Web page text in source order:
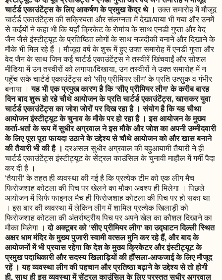
चार्टर्ड एकाउंटेंट्स के लिए आकर्षण के प्रमुख केंद्र थे । उक्त समारोह में मौजूद
चार्टर्ड एकाउंटेंट्स की सक्रियता और संलग्नता में देखा/पाया भी गया और उनमें
से कईयों ने कहा भी कि यहाँ क्रिकेट के रोमांच के साथ एनडी गुप्ता और वेद
जैन जैसे इंस्टीट्यूट के प्रतिष्ठित लोगों के साथ नजदीकी बनाने और दिखाने के
मौके भी मिल रहे हैं । मौजूदा वर्ष के शुरू में हुए उक्त समारोह में एनडी गुप्ता और
वेद जैन के साथ जिन कई चार्टर्ड एकाउंटेंट्स ने तस्वीरें खिंचवाईं और सोशल
मीडिया में उन तस्वीरों को लगाया/दिखाया, उन तस्वीरों ने उक्त समारोह में न
पहुँच सके चार्टर्ड एकाउंटेंट्स को 'सीए प्रीमियर लीग' के प्रति उत्सुक व गंभीर
बनाया ।यह भी एक प्रमुख कारण है कि 'सीए प्रीमियर लीग' के करीब बारह
दिन बाद शुरू हो रहे चौथे आयोजन के प्रति चार्टर्ड एकाउंटेंट्स, खासकर युवा
चार्टर्ड एकाउंटेंट्स का जोश जोरों पर दिख रहा है । संयोग है कि यह चौथा
आयोजन इंस्टीट्यूट के चुनाव के मौके पर हो रहा है । इस आयोजन के मुख्य
कर्ता-धर्ता के रूप में सुधीर अग्रवाल ने इस मौके और जोश का अपनी उम्मीदवारी
के लिए पूरा पूरा फायदा उठाने के उद्देश्य से चौथे आयोजन को और खास बनाने
की तैयारी भी की है । दरअसल सुधीर अग्रवाल की बहुआयामी तैयारी ने ही
चार्टर्ड एकाउंटेंट्स इंस्टीट्यूट के सेंट्रल काउंसिल के चुनावी माहौल में गर्मी पैदा
कर दी है ।
'तैयारी' के तहत ही व्यवस्था की गई है कि प्रत्येक टीम को एक लीग मैच
फिरोजशाह कोटला की पिच पर खेलने का मौका अवश्य ही मिलेगा । पिछले
आयोजन में सिर्फ फाइनल मैच ही फिरोजशाह कोटला की पिच पर हो सका था
। इस बार की व्यवस्था में लेकिन लीग में शामिल प्रत्येक खिलाड़ी को
फिरोजशाह कोटला की अंतर्राष्ट्रीय पिच पर अपने खेल का कौशल दिखाने का
मौका मिलेगा ।दो अक्टूबर को 'सीए प्रीमियर लीग' का उद्घाटन दिल्ली स्थित
अक्षर धाम मंदिर के मुख्य पुजारी स्वामी वत्सल मुनि कर रहे हैं, और बाद के
आयोजनों में भी प्रयास रहेगा कि देश के मुख्य क्रिकेटर और इंस्टीट्यूट के
प्रमुख पदाधिकारी और सदस्य खिलाड़ियों की हौंसला-आफजाई के लिए मौजूद
रहें । यह व्यवस्था लीग की पहचान और प्रतिष्ठा बढ़ाने के उद्देश्य से तो होगी
ही, साथ ही इस व्यवस्था में सेंट्रल काउंसिल के लिए प्रस्तुत सुधीर अग्रवाल